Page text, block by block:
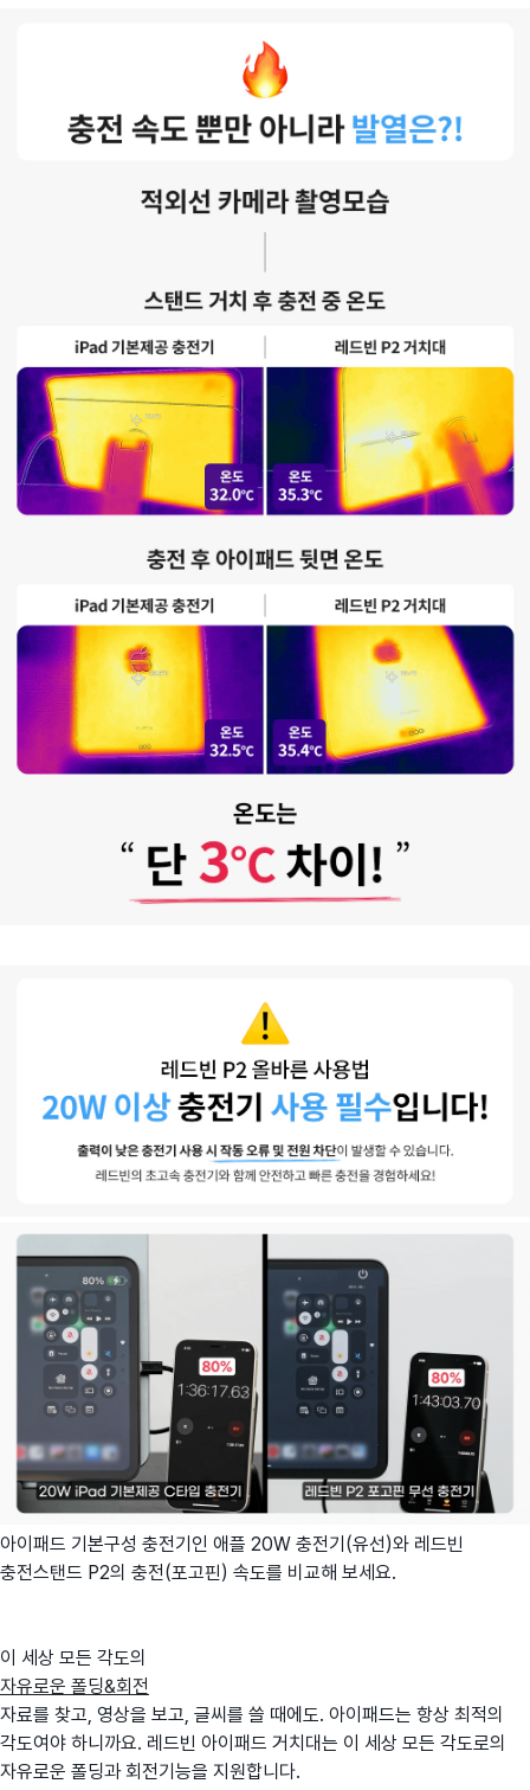
아이패드 기본구성 충전기인 애플 20W 충전기(유선)와 레드빈
충전스탠드 P2의 충전(포고핀) 속도를 비교해 보세요.
이 세상 모든 각도의
자유로운 폴딩&회전
자료를 찾고, 영상을 보고, 글씨를 쓸 때에도. 아이패드는 항상 최적의
각도여야 하니까요. 레드빈 아이패드 거치대는 이 세상 모든 각도로의
자유로운 폴딩과 회전기능을 지원합니다.